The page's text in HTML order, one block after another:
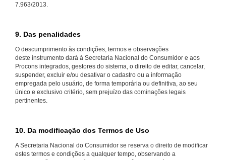
7.963/2013.
9. Das penalidades
O descumprimento às condições, termos e observações
deste instrumento dará à Secretaria Nacional do Consumidor e aos
Procons integrados, gestores do sistema, o direito de editar, cancelar,
suspender, excluir e/ou desativar o cadastro ou a informação
empregada pelo usuário, de forma temporária ou definitiva, ao seu
único e exclusivo critério, sem prejuízo das cominações legais
pertinentes.
10. Da modificação dos Termos de Uso
A Secretaria Nacional do Consumidor se reserva o direito de modificar
estes termos e condições a qualquer tempo, observando a